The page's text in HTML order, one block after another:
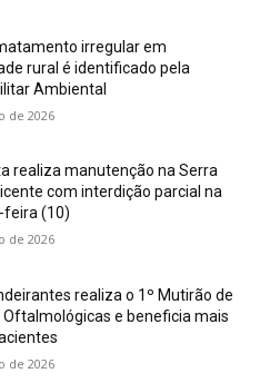
irregular em
rural é identificado pela
Ambiental
de 2026
realiza manutenção na Serra
com interdição parcial na
feira (10)
de 2026
realiza o 1º Mutirão de
Oftalmológicas e beneficia mais
de 2026